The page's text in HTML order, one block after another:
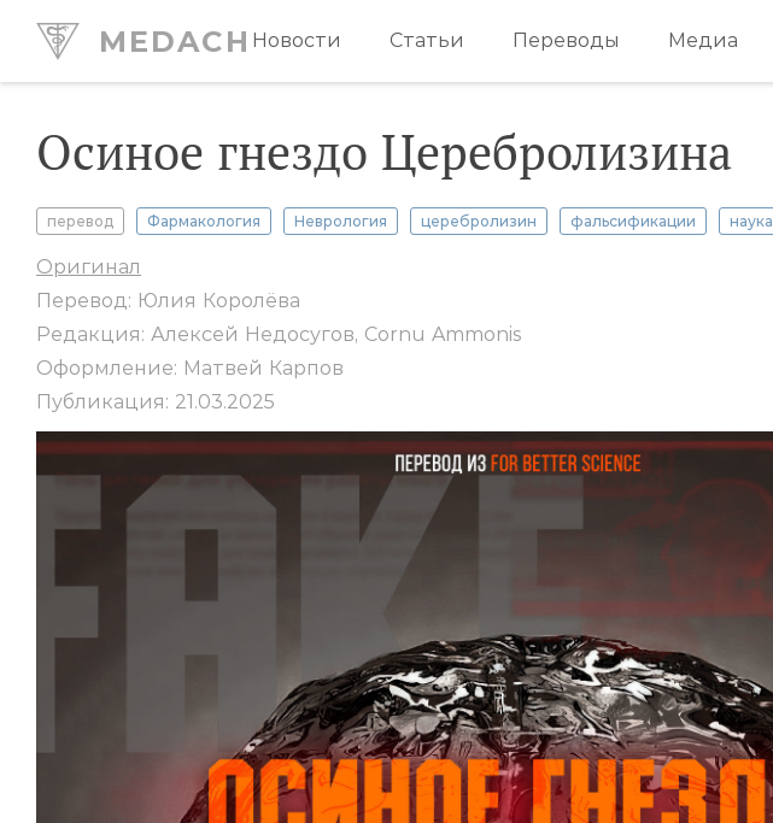
MEDACH Новости Статьи Переводы Медиа
Осиное гнездо Церебролизина
перевод Фармакология Неврология церебролизин фальсификации наука
Оригинал
Перевод: Юлия Королёва
Редакция: Алексей Недосугов, Cornu Ammonis
Оформление: Матвей Карпов
Публикация: 21.03.2025